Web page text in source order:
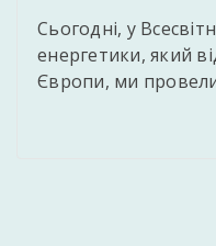
Сьогодні, у
енергетики, який
Європи, ми провели
фізики та